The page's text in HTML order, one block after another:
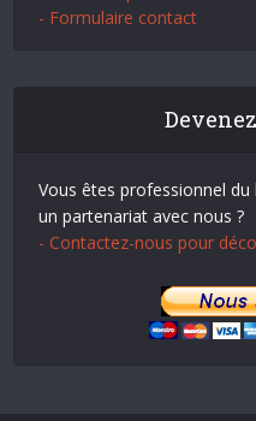
- Formulaire contact
Vous êtes professionnel
un partenariat avec nous ?
- Contactez-nous pour